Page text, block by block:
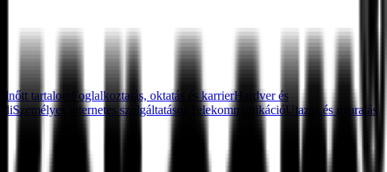
Felnőtt tartalom Foglalkoztatás, oktatás és karrierHardver és
Személyes internetes szolgáltatások TelekommunikációUtazás és nyaralás